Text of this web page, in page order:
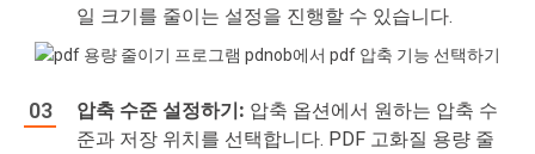
일 크기를 줄이는 설정을 진행할 수 있습니다.
압축 수준 설정하기: 압축 옵션에서 원하는 압축 수
준과 저장 위치를 선택합니다. PDF 고화질 용량 줄